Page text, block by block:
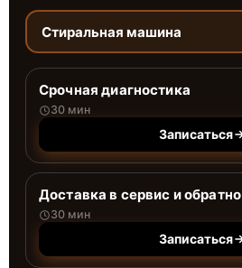
Стиральная машина
Срочная диагностика
30 мин
Записаться
Доставка в сервис и обратно
30 мин
Записаться